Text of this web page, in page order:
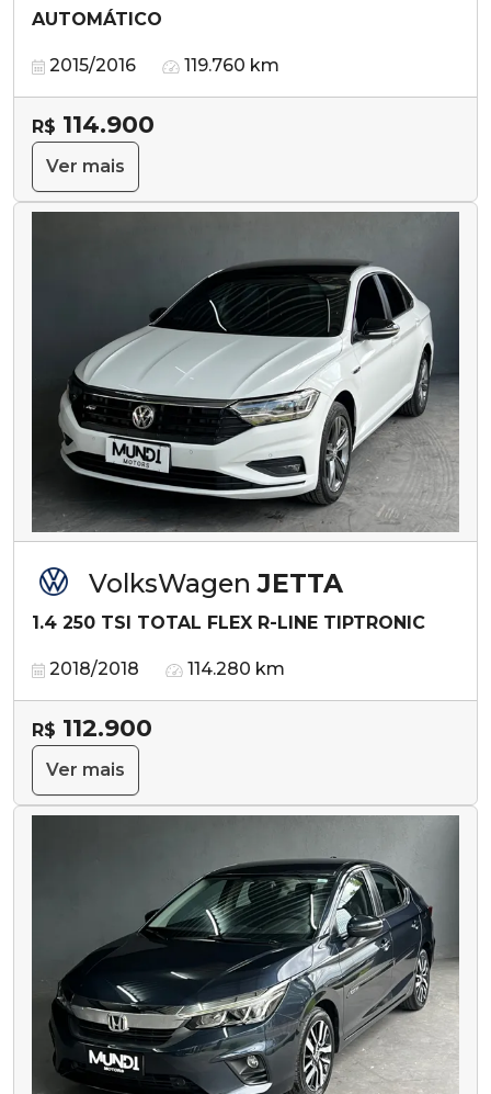
AUTOMÁTICO
2015/2016 119.760 km
R$ 114.900
Ver mais
VolksWagenJETTA
1.4 250 TSI TOTAL FLEX R-LINE TIPTRONIC
2018/2018 114.280 km
R$ 112.900
Ver mais